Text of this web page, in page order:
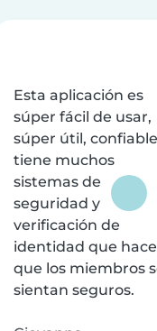
Esta aplicación es
súper fácil de usar,
súper útil,
tiene muchos
sistemas de
seguridad y
verificación de
identidad que
que los miembros
sientan seguros.